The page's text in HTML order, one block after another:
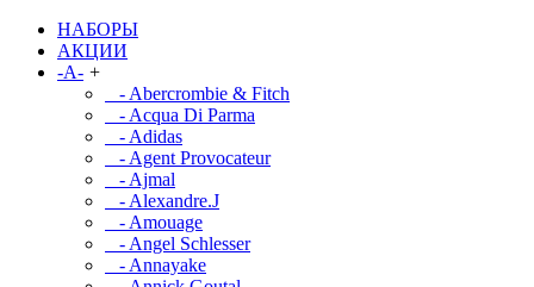
НАБОРЫ
АКЦИИ
-A- +
- Abercrombie & Fitch
- Acqua Di Parma
- Adidas
- Agent Provocateur
- Ajmal
- Alexandre.J
- Amouage
- Angel Schlesser
- Annayake